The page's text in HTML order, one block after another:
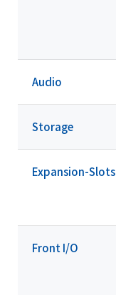
Audio
Storage
Expansion-Slots
Front I/O